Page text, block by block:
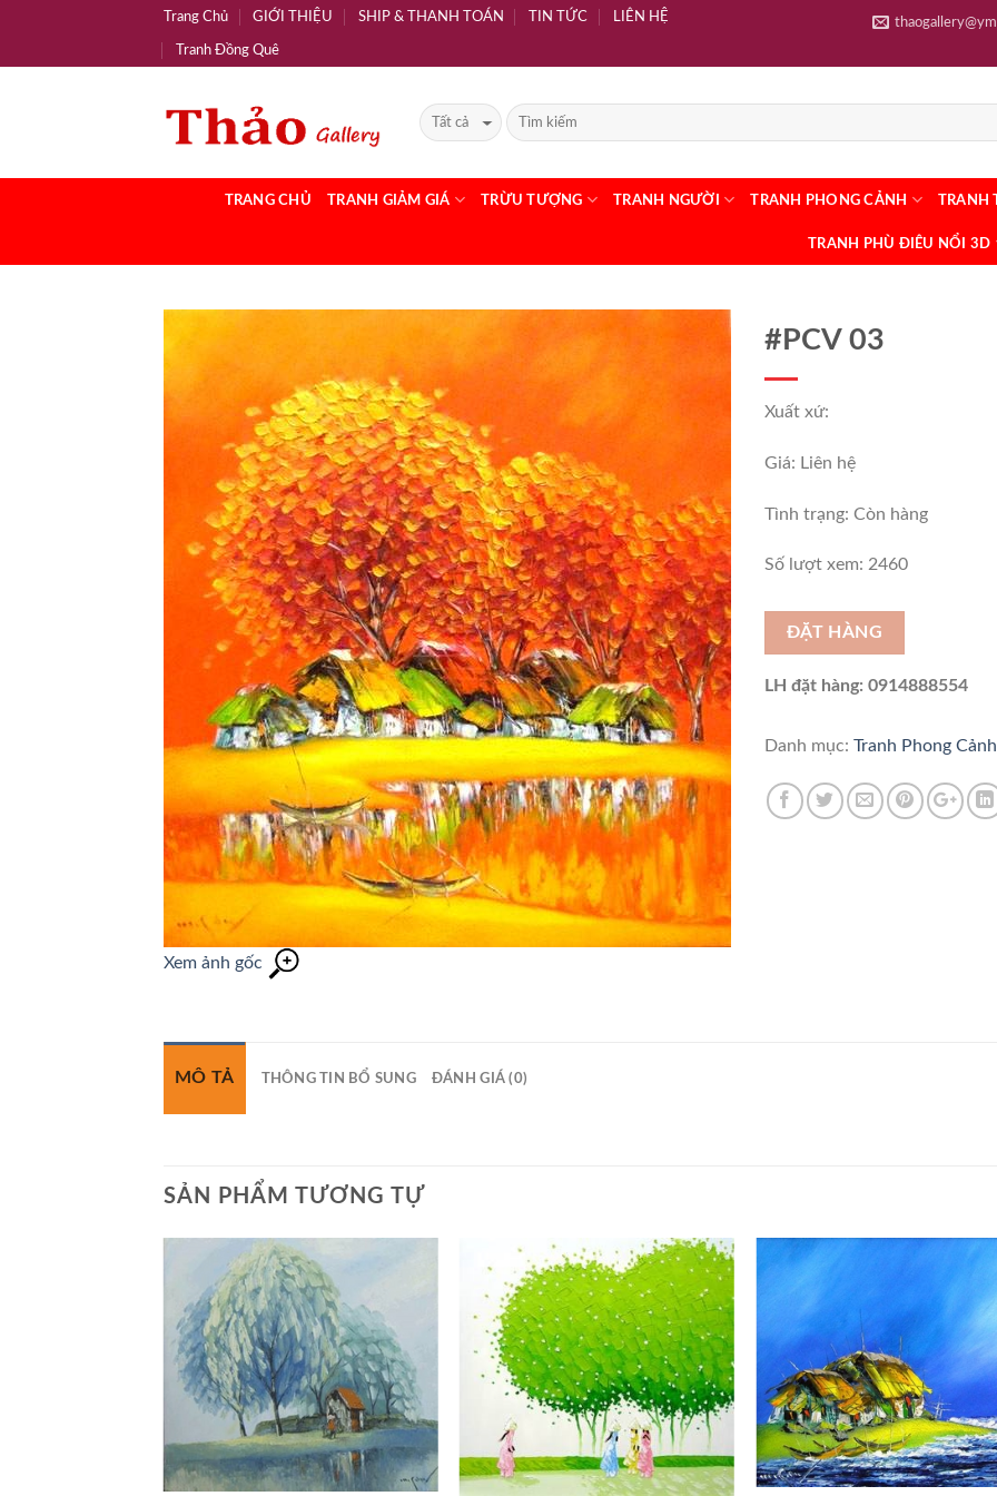
Trang Chủ GIỚI THIỆU SHIP & THANH TOÁN TIN TỨC LIÊN HỆ
Tranh Đồng Quê
TRANG CHỦ TRANH GIẢM GIÁ TRỪU TƯỢNG TRANH NGƯỜI TRANH PHONG CẢNH TRANH
TRANH PHÙ ĐIÊU NỔI 3D
Xem ảnh gốc
#PCV 03
Xuất xứ:
Giá: Liên hệ
Tình trạng: Còn hàng
Số lượt xem: 2460
ĐẶT HÀNG
LH đặt hàng: 0914888554
Danh mục: Tranh Phong Cảnh
MÔ TẢ THÔNG TIN BỔ SUNG ĐÁNH GIÁ (0)
SẢN PHẨM TƯƠNG TỰ
+ +
+